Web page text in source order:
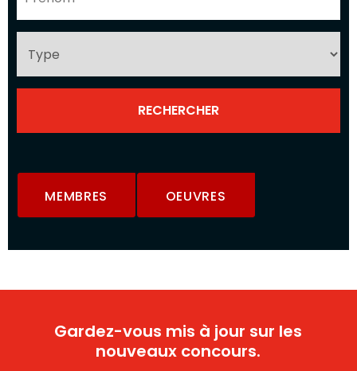
MEMBRES OEUVRES
Gardez-vous mis à jour sur les
nouveaux concours.